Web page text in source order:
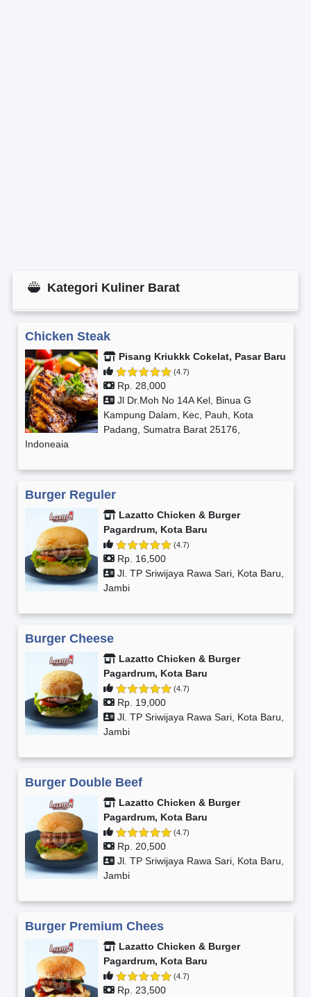
Kategori Kuliner Barat
Chicken Steak
Pisang Kriukkk Cokelat, Pasar Baru
(4.7)
Rp. 28,000
Jl Dr.Moh No 14A Kel, Binua G
Kampung Dalam, Kec, Pauh, Kota
Padang, Sumatra Barat 25176,
Indoneaia
Burger Reguler
Lazatto Chicken & Burger
Pagardrum, Kota Baru
(4.7)
Rp. 16,500
Jl. TP Sriwijaya Rawa Sari, Kota Baru,
Jambi
Burger Cheese
Lazatto Chicken & Burger
Pagardrum, Kota Baru
(4.7)
Rp. 19,000
Jl. TP Sriwijaya Rawa Sari, Kota Baru,
Jambi
Burger Double Beef
Lazatto Chicken & Burger
Pagardrum, Kota Baru
(4.7)
Rp. 20,500
Jl. TP Sriwijaya Rawa Sari, Kota Baru,
Jambi
Burger Premium Chees
Lazatto Chicken & Burger
Pagardrum, Kota Baru
(4.7)
Rp. 23,500